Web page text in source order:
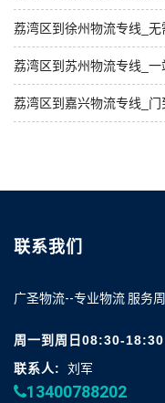
荔湾区到徐州物流专线_无
荔湾区到苏州物流专线_一
荔湾区到嘉兴物流专线_门
联系我们
广圣物流--专业物流 服务周
周一到周日08:30-18:30
联系人:
刘军
13400788202